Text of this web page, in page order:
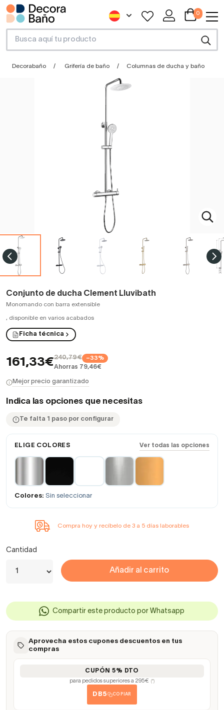
0
Decorabaño Grifería de baño Columnas de ducha y baño
Conjunto de ducha Clement Lluvibath
Monomando con barra extensible
, disponible en varios acabados
Ficha técnica
161,33€240,79€ −33%
Ahorras 79,46€
Mejor precio garantizado
Indica las opciones que necesitas
Te falta 1 paso por configurar
ELIGE COLORES Ver todas las opciones
Colores: Sin seleccionar
Compra hoy y recíbelo de 3 a 5 días laborables
Cantidad
Añadir al carrito
Compartir este producto por Whatsapp
Aprovecha estos cupones descuentos en tus
compras
CUPÓN 5% DTO
para pedidos superiores a 295€ (*)
DB5 COPIAR